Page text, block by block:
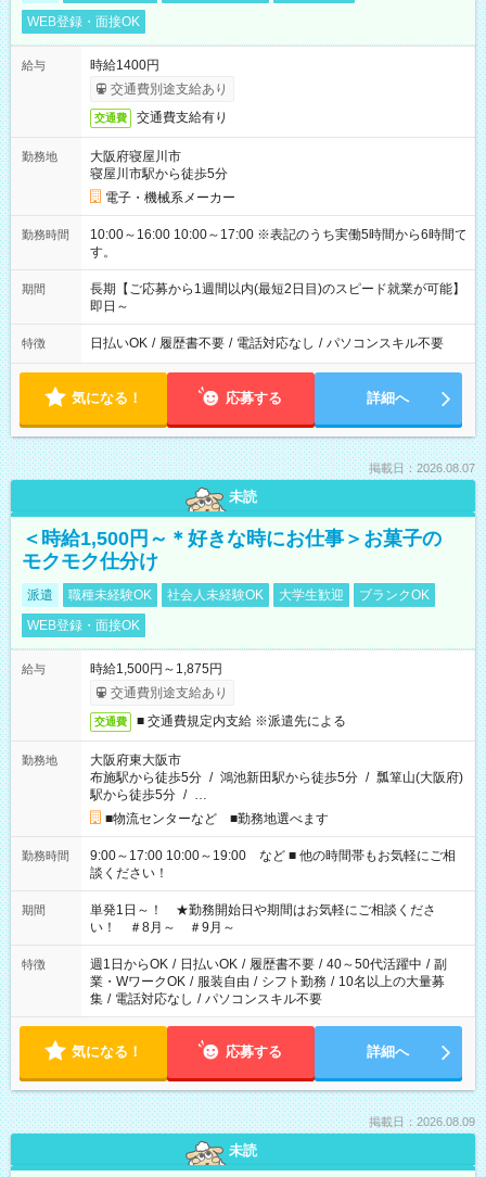
WEB登録・面接OK
給与
時給1400円
交通費別途支給あり
交通費 交通費支給有り
勤務地
大阪府寝屋川市
寝屋川市駅から徒歩5分
電子・機械系メーカー
勤務時間
10:00～16:00 10:00～17:00 ※表記のうち実働5時間から6時間で
す。
期間
長期【ご応募から1週間以内(最短2日目)のスピード就業が可能】
即日～
特徴 日払いOK / 履歴書不要 / 電話対応なし / パソコンスキル不要
気になる！ 応募する 詳細へ
掲載日：2026.08.07
未読
＜時給1,500円～＊好きな時にお仕事＞お菓子の
モクモク仕分け
派遣 職種未経験OK 社会人未経験OK 大学生歓迎
ブランクOK
WEB登録・面接OK
給与
時給1,500円～1,875円
交通費別途支給あり
交通費 ■ 交通費規定内支給 ※派遣先による
勤務地
大阪府東大阪市
布施駅から徒歩5分 / 鴻池新田駅から徒歩5分 / 瓢箪山(大阪府)
駅から徒歩5分 / …
■物流センターなど ■勤務地選べます
勤務時間
9:00～17:00 10:00～19:00 など ■ 他の時間帯もお気軽にご相
談ください！
期間
単発1日～！ ★勤務開始日や期間はお気軽にご相談くださ
い！ ＃8月～ ＃9月～
特徴 週1日からOK / 日払いOK / 履歴書不要 / 40～50代活躍中 / 副
業・WワークOK / 服装自由 / シフト勤務 / 10名以上の大量募
集 / 電話対応なし / パソコンスキル不要
気になる！ 応募する 詳細へ
掲載日：2026.08.09
未読